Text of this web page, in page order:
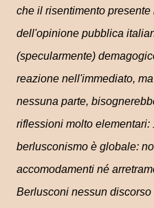
che il risentimento
dell'opinione pubblica
(specularmente)
reazione nell'immediato,
nessuna parte,
riflessioni molto
berlusconismo è globale:
accomodamenti né
Berlusconi nessun